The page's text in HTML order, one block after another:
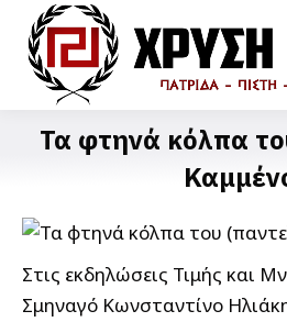
Τα φτηνά κόλπα
Στις εκδηλώσεις Τιμής και
Σμηναγό Κωνσταντίνο